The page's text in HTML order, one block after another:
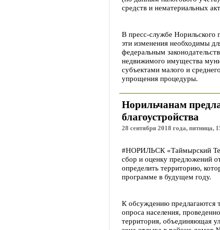
средств и нематериальных
В пресс-службе Норильского
эти изменения необходимы
федеральным
недвижимого имущества
субъектами малого и
упрощения процедуры.
Норильчанам
благоустройства
28 сентября 2018 года, пятница,
#НОРИЛЬСК «Таймырский
сбор и оценку предложений
определить территорию,
программе в будущем году.
К обсуждению предлагаются
опроса населения,
территория, объединяющая